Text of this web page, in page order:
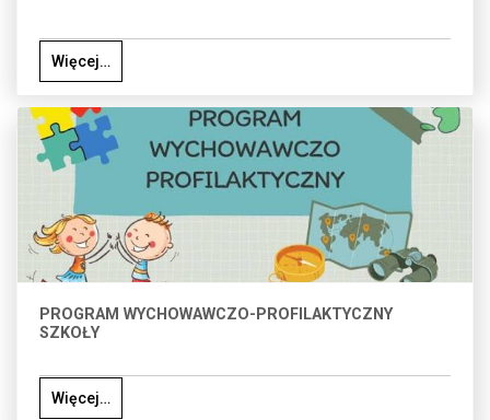
Więcej…
PROGRAM WYCHOWAWCZO-PROFILAKTYCZNY
SZKOŁY
Więcej…